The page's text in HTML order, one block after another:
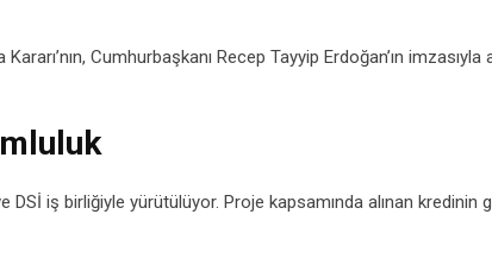
Cumhurbaşkanı Recep Tayyip Erdoğan’ın imzasıyla
iş birliğiyle yürütülüyor. Proje kapsamında alınan kredinin